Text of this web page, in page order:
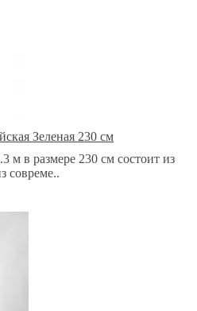
Зеленая 230 см
м в размере 230 см состоит из
совреме..